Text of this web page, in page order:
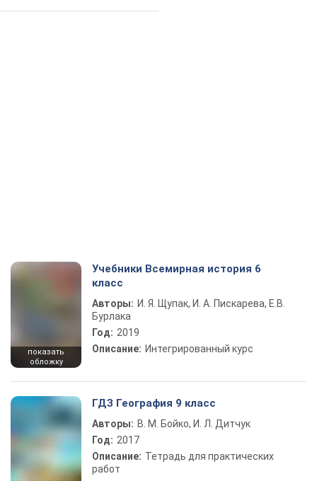
показать
обложку
Учебники Всемирная история 6
класс
Авторы: И. Я. Щупак, И. А. Пискарева, Е.В.
Бурлака
Год: 2019
Описание: Интегрированный курс
ГДЗ География 9 класс
Авторы: В. М. Бойко, И. Л. Дитчук
Год: 2017
Описание: Тетрадь для практических
работ